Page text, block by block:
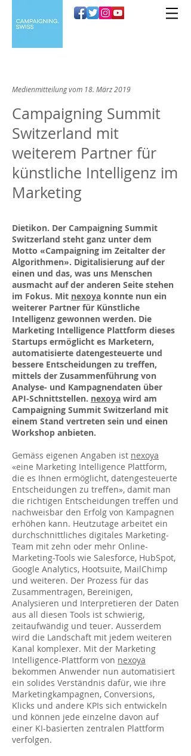
Medienmitteilung vom 18. März 2019
Campaigning Summit
Switzerland mit
weiterem Partner für
künstliche Intelligenz im
Marketing
Dietikon. Der Campaigning Summit
Switzerland steht ganz unter dem
Motto «Campaigning im Zeitalter der
Algorithmen». Digitalisierung auf der
einen und das, was uns Menschen
ausmacht auf der anderen Seite stehen
im Fokus. Mit nexoya konnte nun ein
weiterer Partner für Künstliche
Intelligenz gewonnen werden. Die
Marketing Intelligence Plattform dieses
Startups ermöglicht es Marketern,
automatisierte datengesteuerte und
bessere Entscheidungen zu treffen,
mittels der Zusammenführung von
Analyse- und Kampagnendaten über
API-Schnittstellen. nexoya wird am
Campaigning Summit Switzerland mit
einem Stand vertreten sein und einen
Workshop anbieten.
Gemäss eigenen Angaben ist nexoya
«eine Marketing Intelligence Plattform,
die es Ihnen ermöglicht, datengesteuerte
Entscheidungen zu treffen», damit man
die richtigen Entscheidungen treffen und
nachweisbar den Erfolg von Kampagnen
erhöhen kann. Heutzutage arbeitet ein
durchschnittliches digitales Marketing-
Team mit zehn oder mehr Online-
Marketing-Tools wie Salesforce, HubSpot,
Google Analytics, Hootsuite, MailChimp
und weiteren. Der Prozess für das
Zusammentragen, Bereinigen,
Analysieren und Interpretieren der Daten
aus all diesen Tools ist schwierig,
zeitaufwändig und teuer. Ausserdem
wird die Landschaft mit jedem weiteren
Kanal komplexer. Mit der Marketing
Intelligence-Plattform von nexoya
bekommen Anwender nun automatisiert
ein solides Verständnis dafür, wie ihre
Marketingkampagnen, Conversions,
Klicks und andere KPIs sich entwickeln
und können jede einzelne davon auf
einer KI-basierten zentralen Plattform
verfolgen.